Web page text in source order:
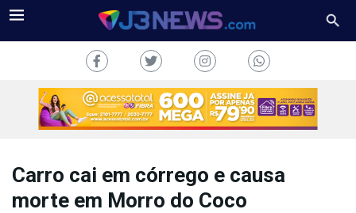
Carro cai em córrego e causa
morte em Morro do Coco